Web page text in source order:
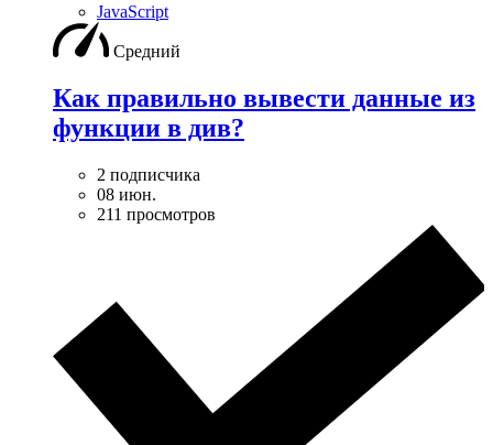
JavaScript
Средний
Как правильно вывести данные из
функции в див?
2 подписчика
08 июн.
211 просмотров